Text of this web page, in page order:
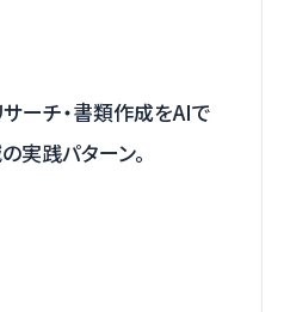
ーチ・書類作成をAIで
実践パターン。